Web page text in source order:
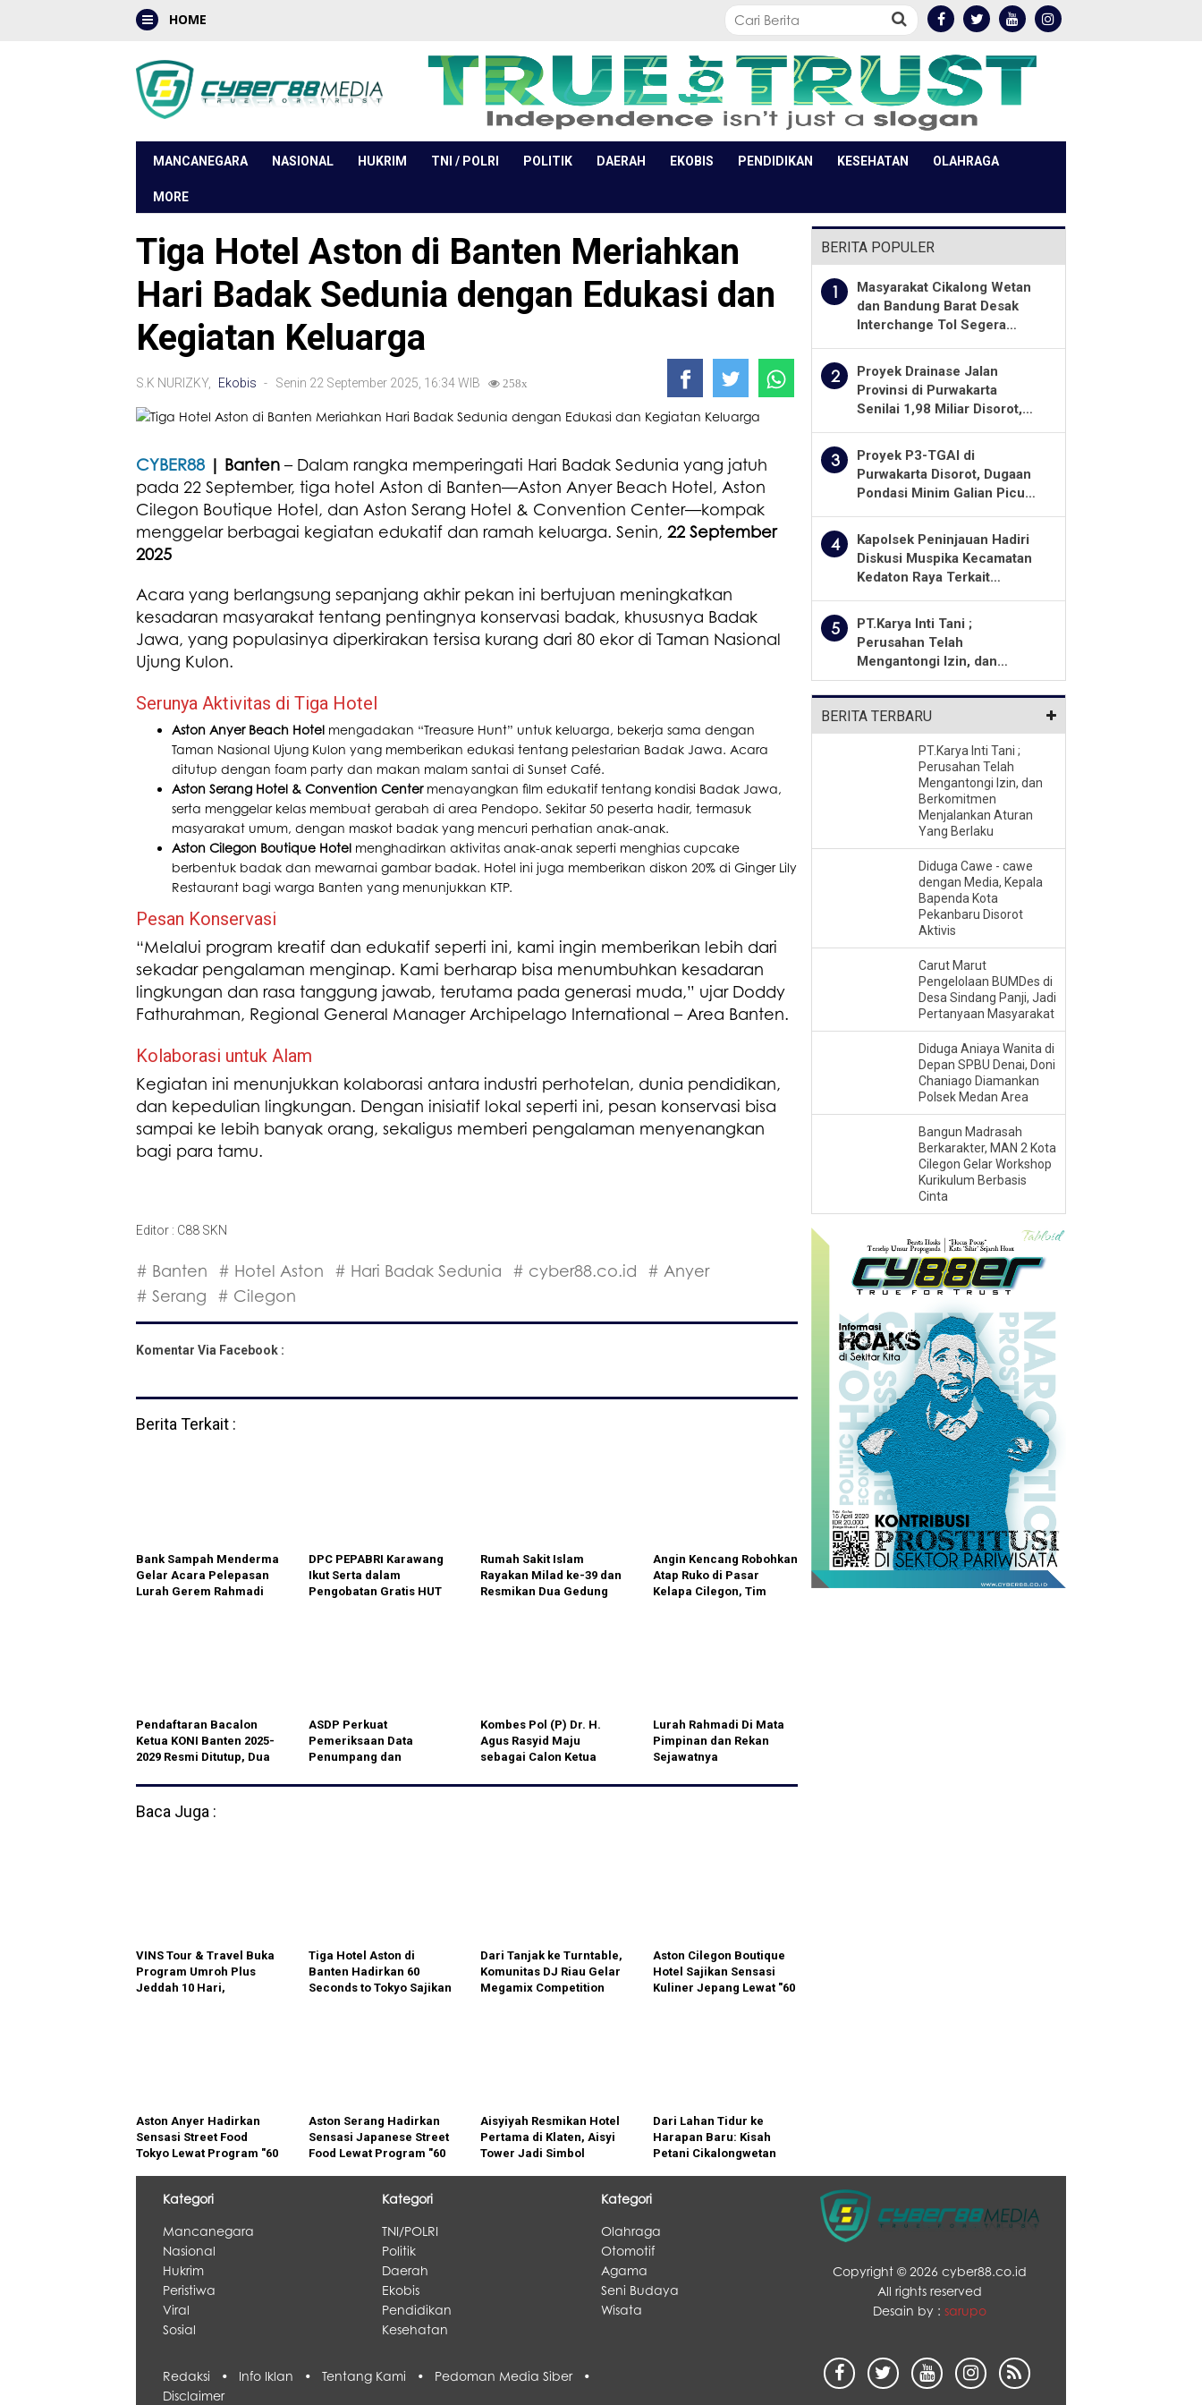
HOME
MANCANEGARA NASIONAL HUKRIM TNI / POLRI POLITIK DAERAH EKOBIS PENDIDIKAN KESEHATAN OLAHRAGA
MORE
Tiga Hotel Aston di Banten Meriahkan
Hari Badak Sedunia dengan Edukasi dan
Kegiatan Keluarga
S.K NURIZKY, Ekobis - Senin 22 September 2025, 16:34 WIB 258x
CYBER88 | Banten– Dalam rangka memperingati Hari Badak Sedunia yang jatuh
pada 22 September, tiga hotel Aston di Banten—Aston Anyer Beach Hotel, Aston
Cilegon Boutique Hotel, dan Aston Serang Hotel & Convention Center—kompak
menggelar berbagai kegiatan edukatif dan ramah keluarga. Senin, 22 September
2025
Acara yang berlangsung sepanjang akhir pekan ini bertujuan meningkatkan
kesadaran masyarakat tentang pentingnya konservasi badak, khususnya Badak
Jawa, yang populasinya diperkirakan tersisa kurang dari 80 ekor di Taman Nasional
Ujung Kulon.
Serunya Aktivitas di Tiga Hotel
Aston Anyer Beach Hotel mengadakan “Treasure Hunt” untuk keluarga, bekerja sama dengan
Taman Nasional Ujung Kulon yang memberikan edukasi tentang pelestarian Badak Jawa. Acara
ditutup dengan foam party dan makan malam santai di Sunset Café.
Aston Serang Hotel & Convention Centermenayangkan film edukatif tentang kondisi Badak Jawa,
serta menggelar kelas membuat gerabah di area Pendopo. Sekitar 50 peserta hadir, termasuk
masyarakat umum, dengan maskot badak yang mencuri perhatian anak-anak.
Aston Cilegon Boutique Hotel menghadirkan aktivitas anak-anak seperti menghias cupcake
berbentuk badak dan mewarnai gambar badak. Hotel ini juga memberikan diskon 20% di Ginger Lily
Restaurant bagi warga Banten yang menunjukkan KTP.
Pesan Konservasi
“Melalui program kreatif dan edukatif seperti ini, kami ingin memberikan lebih dari
sekadar pengalaman menginap. Kami berharap bisa menumbuhkan kesadaran
lingkungan dan rasa tanggung jawab, terutama pada generasi muda,” ujar Doddy
Fathurahman, Regional General Manager Archipelago International – Area Banten.
Kolaborasi untuk Alam
Kegiatan ini menunjukkan kolaborasi antara industri perhotelan, dunia pendidikan,
dan kepedulian lingkungan. Dengan inisiatif lokal seperti ini, pesan konservasi bisa
sampai ke lebih banyak orang, sekaligus memberi pengalaman menyenangkan
bagi para tamu.
Editor : C88 SKN
# Banten # Hotel Aston # Hari Badak Sedunia # cyber88.co.id
# Anyer
# Serang
# Cilegon
Komentar Via Facebook :
Berita Terkait :
Bank Sampah Menderma
Gelar Acara Pelepasan
Lurah Gerem Rahmadi
DPC PEPABRI Karawang
Ikut Serta dalam
Pengobatan Gratis HUT
Rumah Sakit Islam
Rayakan Milad ke-39 dan
Resmikan Dua Gedung
Angin Kencang Robohkan
Atap Ruko di Pasar
Kelapa Cilegon, Tim
Pendaftaran Bacalon
Ketua KONI Banten 2025-
2029 Resmi Ditutup, Dua
ASDP Perkuat
Pemeriksaan Data
Penumpang dan
Merak
Kombes Pol (P) Dr. H.
Agus Rasyid Maju
sebagai Calon Ketua
2029
Lurah Rahmadi Di Mata
Pimpinan dan Rekan
Sejawatnya
Baca Juga :
VINS Tour & Travel Buka
Program Umroh Plus
Jeddah 10 Hari,
Tiga Hotel Aston di
Banten Hadirkan 60
Seconds to Tokyo Sajikan
Dari Tanjak ke Turntable,
Komunitas DJ Riau Gelar
Megamix Competition
Aston Cilegon Boutique
Hotel Sajikan Sensasi
Kuliner Jepang Lewat "60
Aston Anyer Hadirkan
Sensasi Street Food
Tokyo Lewat Program "60
Aston Serang Hadirkan
Sensasi Japanese Street
Food Lewat Program "60
Aisyiyah Resmikan Hotel
Pertama di Klaten, Aisyi
Tower Jadi Simbol
Dari Lahan Tidur ke
Harapan Baru: Kisah
Petani Cikalongwetan
BERITA POPULER
1
Masyarakat Cikalong Wetan
dan Bandung Barat Desak
Interchange Tol Segera
2
Proyek Drainase Jalan
Provinsi di Purwakarta
Senilai 1,98 Miliar Disorot,
Pekerjaan Diawasi Ketat
3
Proyek P3-TGAI di
Purwakarta Disorot, Dugaan
Pondasi Minim Galian Picu
Pengawasan
4
Kapolsek Peninjauan Hadiri
Diskusi Muspika Kecamatan
Kedaton Raya Terkait
Tani Dengan PT. GNS
5
PT.Karya Inti Tani ;
Perusahan Telah
Mengantongi Izin, dan
Berkomitmen Menjalankan
Aturan Yang Berlaku
BERITA TERBARU
PT.Karya Inti Tani ;
Perusahan Telah
Mengantongi Izin, dan
Berkomitmen
Menjalankan Aturan
Yang Berlaku
Diduga Cawe - cawe
dengan Media, Kepala
Bapenda Kota
Pekanbaru Disorot
Aktivis
Carut Marut
Pengelolaan BUMDes di
Desa Sindang Panji, Jadi
Pertanyaan Masyarakat
Diduga Aniaya Wanita di
Depan SPBU Denai, Doni
Chaniago Diamankan
Polsek Medan Area
Bangun Madrasah
Berkarakter, MAN 2 Kota
Cilegon Gelar Workshop
Kurikulum Berbasis
Cinta
Kategori
Mancanegara
Nasional
Hukrim
Peristiwa
Viral
Sosial
Kategori
TNI/POLRI
Politik
Daerah
Ekobis
Pendidikan
Kesehatan
Kategori
Olahraga
Otomotif
Agama
Seni Budaya
Wisata
Copyright ©2026 cyber88.co.id
All rights reserved
Desain by : sarupo
Redaksi • Info Iklan • Tentang Kami • Pedoman Media Siber •
Disclaimer